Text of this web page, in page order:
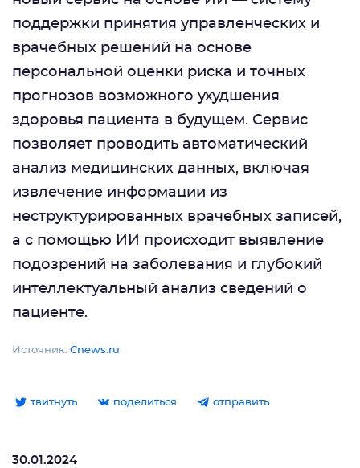
поддержки принятия управленческих и
врачебных решений на основе
персональной оценки риска и точных
прогнозов возможного ухудшения
здоровья пациента в будущем. Сервис
позволяет проводить автоматический
анализ медицинских данных, включая
извлечение информации из
неструктурированных врачебных записей,
а с помощью ИИ происходит выявление
подозрений на заболевания и глубокий
интеллектуальный анализ сведений о
пациенте.
Источник: Сnews.ru
твитнуть поделиться отправить
30.01.2024